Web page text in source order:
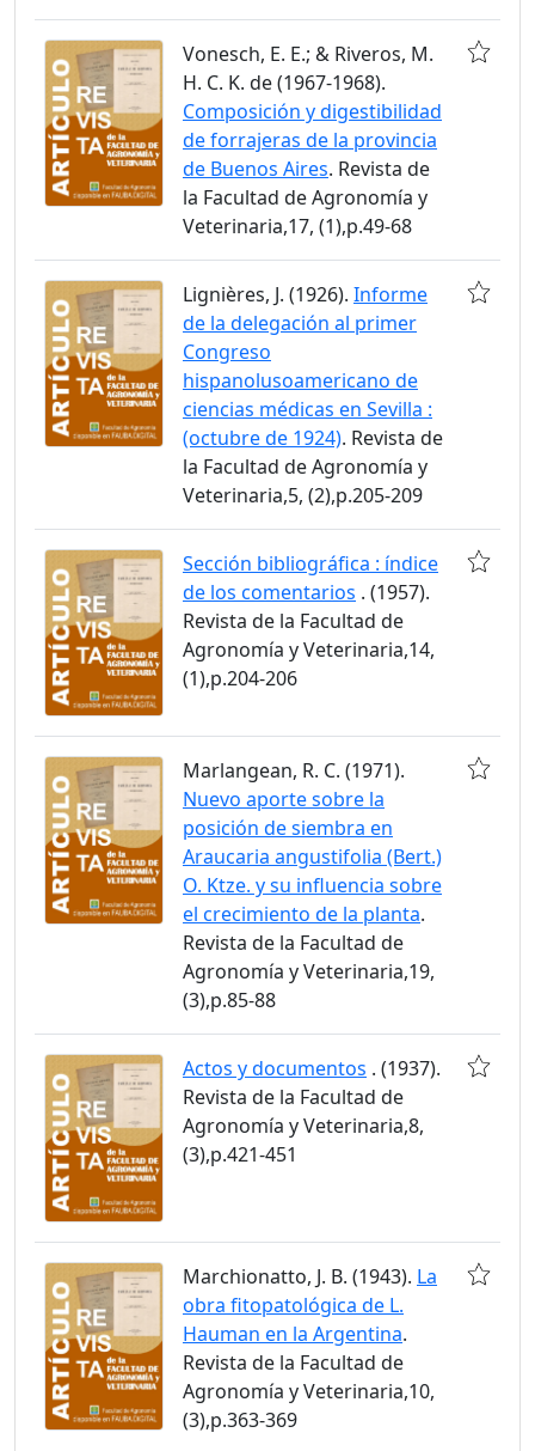
Vonesch, E. E.; & Riveros, M.
H. C. K. de (1967-1968).
Composición y digestibilidad
de forrajeras de la provincia
de Buenos Aires. Revista de
la Facultad de Agronomía y
Veterinaria,17, (1),p.49-68
Lignières, J. (1926). Informe
de la delegación al primer
Congreso
hispanolusoamericano de
ciencias médicas en Sevilla :
(octubre de 1924). Revista de
la Facultad de Agronomía y
Veterinaria,5, (2),p.205-209
Sección bibliográfica : índice
de los comentarios . (1957).
Revista de la Facultad de
Agronomía y Veterinaria,14,
(1),p.204-206
Marlangean, R. C. (1971).
Nuevo aporte sobre la
posición de siembra en
Araucaria angustifolia (Bert.)
O. Ktze. y su influencia sobre
el crecimiento de la planta.
Revista de la Facultad de
Agronomía y Veterinaria,19,
(3),p.85-88
Actos y documentos . (1937).
Revista de la Facultad de
Agronomía y Veterinaria,8,
(3),p.421-451
Marchionatto, J. B. (1943). La
obra fitopatológica de L.
Hauman en la Argentina.
Revista de la Facultad de
Agronomía y Veterinaria,10,
(3),p.363-369